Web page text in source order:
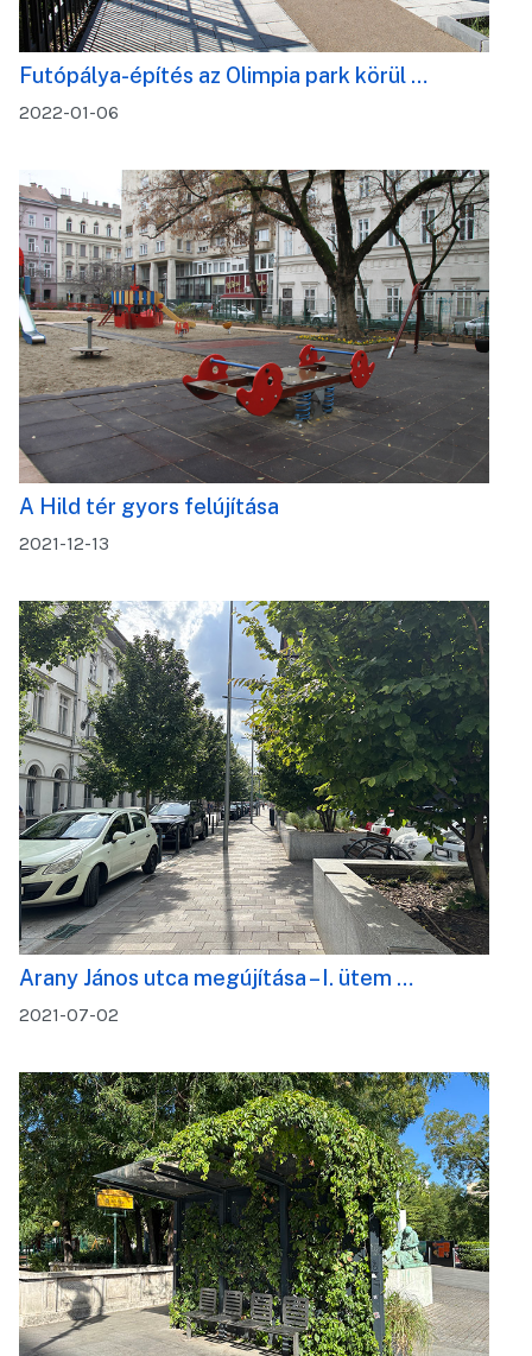
Futópálya-építés az Olimpia park körül …
2022-01-06
A Hild tér gyors felújítása
2021-12-13
Arany János utca megújítása – I. ütem …
2021-07-02